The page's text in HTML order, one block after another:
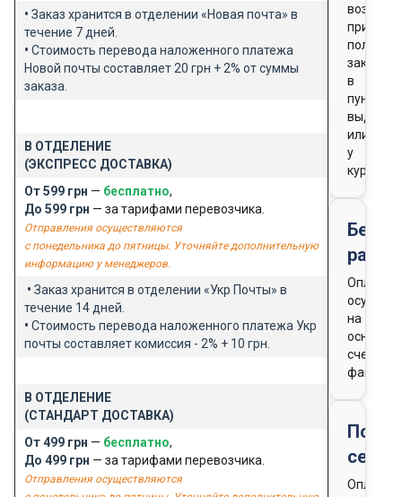
• Заказ хранится в отделении «Новая почта» в
течение 7 дней.
• Стоимость перевода наложенного платежа
Новой почты составляет 20 грн + 2% от суммы
заказа.
В ОТДЕЛЕНИЕ
(ЭКСПРЕСС ДОСТАВКА)
От 599 грн — бесплатно,
До 599 грн — за тарифами перевозчика.
Отправления осуществляются
с понедельника до пятницы. Уточняйте дополнительную
информацию у менеджеров.
• Заказ хранится в отделении «Укр Почты» в
течение 14 дней.
• Стоимость перевода наложенного платежа Укр
почты составляет комиссия - 2% + 10 грн.
В ОТДЕЛЕНИЕ
(СТАНДАРТ ДОСТАВКА)
От 499 грн — бесплатно,
До 499 грн — за тарифами перевозчика.
Отправления осуществляются
при
заказа
в
пункте
выдачи
или
у
курьера
Оплата
на
счета-
фактуры
Оплата